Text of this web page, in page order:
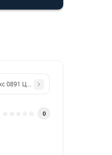
0891 Цвет: антик (AN)
0